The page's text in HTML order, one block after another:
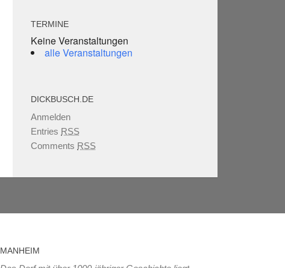
TERMINE
Keine Veranstaltungen
alle Veranstaltungen
DICKBUSCH.DE
Anmelden
Entries RSS
Comments RSS
MANHEIM